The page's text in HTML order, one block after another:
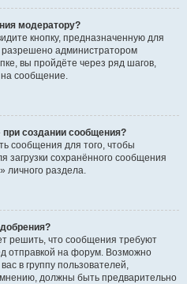
модератору?
кнопку, предназначенную для
разрешено администратором
вы пройдёте через ряд шагов,
сообщение.
при создании сообщения?
сообщения для того, чтобы
загрузки сохранённого сообщения
личного раздела.
решить, что сообщения требуют
отправкой на форум. Возможно
в группу пользователей,
должны быть предварительно